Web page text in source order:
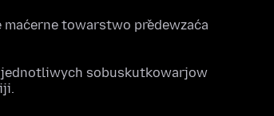
towarstwo předewzaća
jednotliwych sobuskutkowarjow